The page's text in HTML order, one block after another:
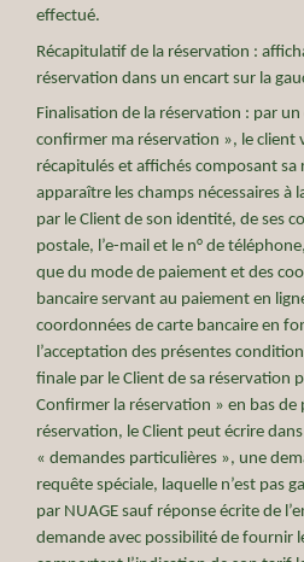
effectué.
Récapitulatif de la réservation :
réservation dans un encart sur la
Finalisation de la réservation : par
confirmer ma réservation », le client
récapitulés et affichés composant
apparaître les champs nécessaires à
par le Client de son identité, de ses
postale, l’e-mail et le n° de
que du mode de paiement et des
bancaire servant au paiement en
coordonnées de carte bancaire en
l’acceptation des présentes
finale par le Client de sa réservation
Confirmer la réservation » en bas
réservation, le Client peut écrire
« demandes particulières », une
requête spéciale, laquelle n’est pas
par NUAGE sauf réponse écrite de
demande avec possibilité de fournir
Our history
Rooms & Suites
Photos
Food & Drink
Tailor-made stays
Slow Paris